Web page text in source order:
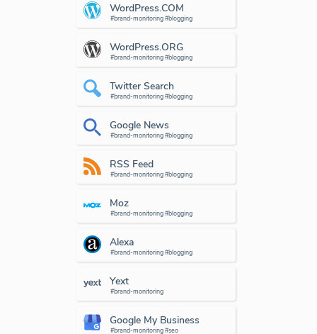
WordPress.COM
#brand-monitoring #blogging
WordPress.ORG
#brand-monitoring #blogging
Twitter Search
#brand-monitoring #blogging
Google News
#brand-monitoring #blogging
RSS Feed
#brand-monitoring #blogging
Moz
#brand-monitoring #blogging
Alexa
#brand-monitoring #blogging
Yext
#brand-monitoring
Google My Business
#brand-monitoring #seo